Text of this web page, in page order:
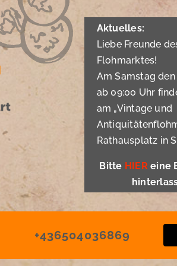
Aktuelles:
Liebe Freunde
Flohmarktes!
Am Samstag den
ab 09:00 Uhr
am „Vintage und
Rathausplatz in
Bitte HIER eine
+436504036869